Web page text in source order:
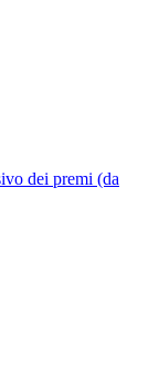
dei premi (da